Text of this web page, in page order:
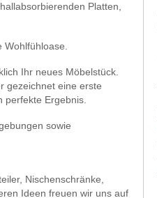
Platten,
Ihr neues Möbelstück.
gezeichnet eine erste
perfekte Ergebnis.
sowie
Nischenschränke,
Ideen freuen wir uns auf